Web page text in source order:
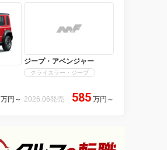
万円 ～
ジープ・アベンジャー
クライスラー・ジープ
2026.06発売 585 万円 ～